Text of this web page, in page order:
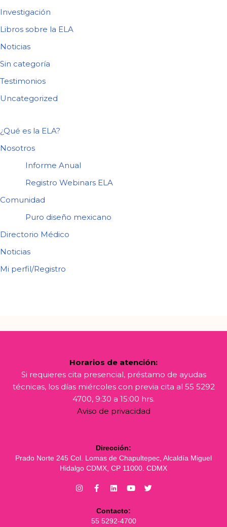
Investigación
Libros sobre la ELA
Noticias
Sin categoría
Testimonios
Uncategorized
¿Qué es la ELA?
Nosotros
Informe Anual
Registro Webinars ELA
Comunidad
Puro diseño mexicano
Directorio Médico
Noticias
Mi perfil/Registro
Horarios de atención:
Si requieres cita presencial, préstamo de ayudas
técnicas, los días miércoles con previa cita al 55 5292
4700, 9:30 a 15:00 hrs.
Aviso de privacidad
Dirección:
Prado Norte 245 Col. Lomas de Chapultepec, Alcaldía Miguel
Hidalgo CDMX, CP 11000. CDMX
Contacto:
55 5292-4700